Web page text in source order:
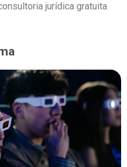
jurídica gratuita